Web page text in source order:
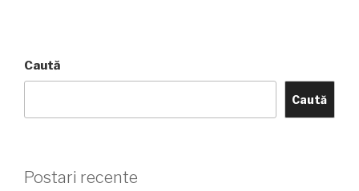
Caută
Caută
Postari recente